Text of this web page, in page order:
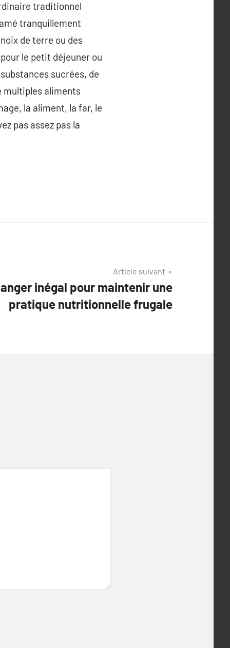
traditionnel
tranquillement
de terre ou des
le petit déjeuner ou
sucrées, de
multiples aliments
la aliment, la far, le
pas assez pas la
Article suivant
inégal pour maintenir une
pratique nutritionnelle frugale